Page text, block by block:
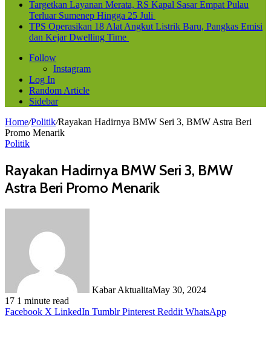
Targetkan Layanan Merata, RS Kapal Sasar Empat Pulau
Terluar Sumenep Hingga 25 Juli
TPS Operasikan 18 Alat Angkut Listrik Baru, Pangkas Emisi
dan Kejar Dwelling Time
Follow
Instagram
Log In
Random Article
Sidebar
Home/Politik/Rayakan Hadirnya BMW Seri 3, BMW Astra Beri
Promo Menarik
Politik
Rayakan Hadirnya BMW Seri 3, BMW
Astra Beri Promo Menarik
Kabar AktualitaMay 30, 2024
17 1 minute read
Facebook X LinkedIn Tumblr Pinterest Reddit WhatsApp